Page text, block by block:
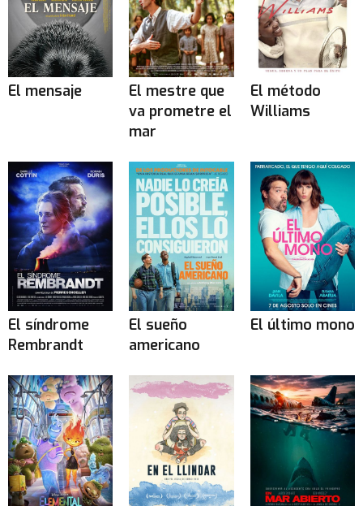
El mensaje
El mestre que
va prometre el
mar
El método
Williams
El síndrome
Rembrandt
El sueño
americano
El último mono